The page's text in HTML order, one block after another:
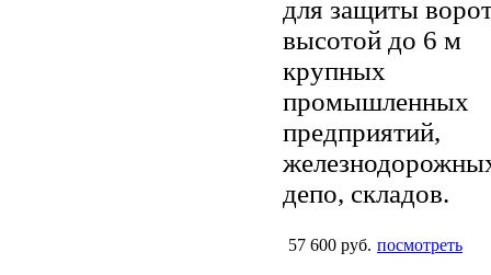
для защиты
высотой до 6 м
крупных
промышленных
предприятий,
депо, складов.
57 600 руб. посмотреть